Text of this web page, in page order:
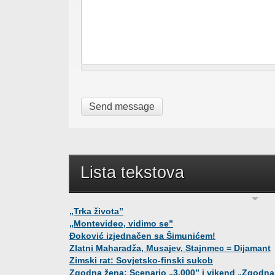
Lista tekstova
„Trka života”
„Montevideo, vidimo se”
Đoković izjednačen sa Šimunićem!
Zlatni Maharadža, Musajev, Stajnmec = Dijamant
Zimski rat: Sovjetsko-finski sukob
Zgodna žena: Scenario „3.000” i vikend „Zgodna